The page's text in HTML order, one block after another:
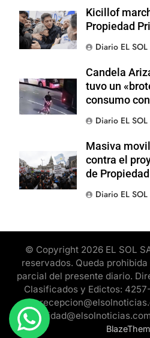
Kicillof
Propiedad
Diario EL SOL
Candela
tuvo un
consumo
Diario EL SOL
Masiva
contra el
de
Diario EL SOL
© Copyright 2026 EL SOL
reservados. Queda
parcial del presente diario.
Clasificados y Edictos: